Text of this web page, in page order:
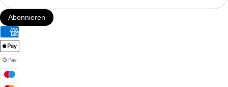
Abonnieren